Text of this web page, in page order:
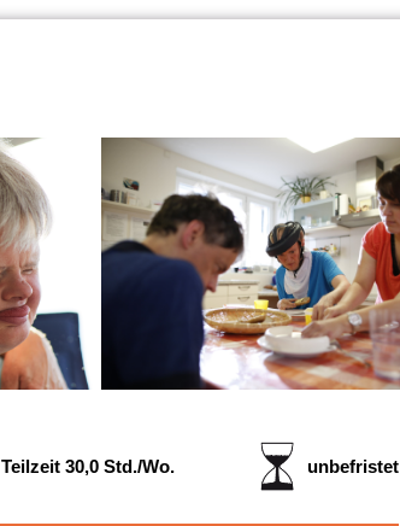
Teilzeit 30,0 Std./Wo. unbefristet